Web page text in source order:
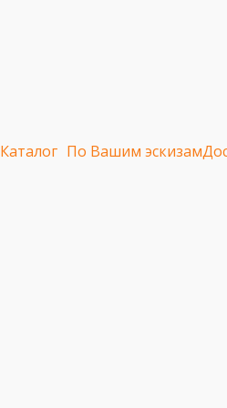
Каталог По Вашим эскизам